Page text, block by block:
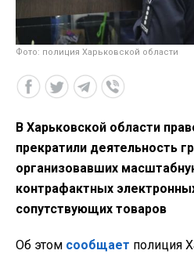
Фото: полиция Харьковской области
В Харьковской области
прекратили деятельность
организовавших
контрафактных
сопутствующих товаров
Об этом сообщает полиция